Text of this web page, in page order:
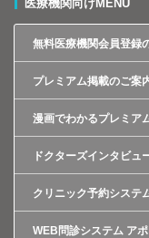
医療機関向けMENU
無料医療機関会員登録
プレミアム掲載のご案
漫画でわかるプレミア
ドクターズインタビュ
クリニック予約システ
WEB問診システム ア